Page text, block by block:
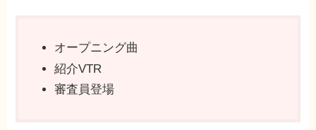
オープニング曲
紹介VTR
審査員登場